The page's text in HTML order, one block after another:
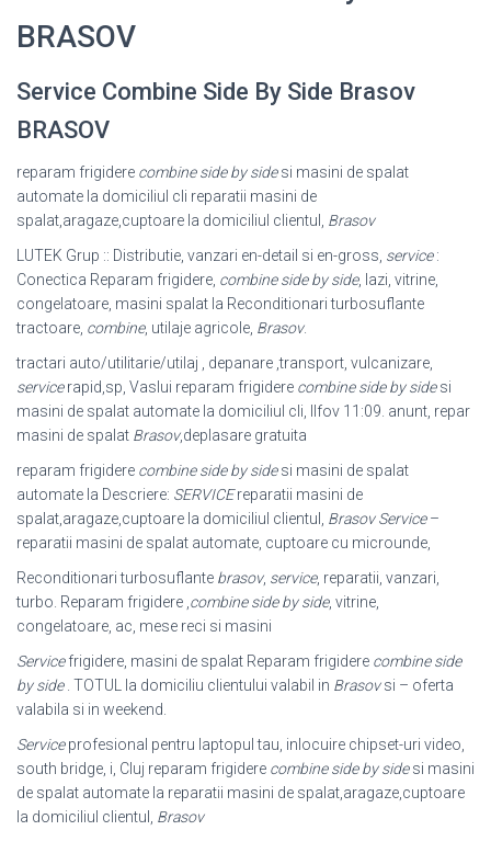
BRASOV
Service Combine Side By Side Brasov
BRASOV
reparam frigidere combine side by sidesi masini de spalat
automate la domiciliul cli reparatii masini de
spalat,aragaze,cuptoare la domiciliul clientul, Brasov
LUTEK Grup :: Distributie, vanzari en-detail si en-gross, service:
Conectica Reparam frigidere, combine side by side, lazi, vitrine,
congelatoare, masini spalat la Reconditionari turbosuflante
tractoare, combine, utilaje agricole, Brasov.
tractari auto/utilitarie/utilaj , depanare ,transport, vulcanizare,
servicerapid,sp, Vaslui reparam frigidere combine side by sidesi
masini de spalat automate la domiciliul cli, Ilfov 11:09. anunt, repar
masini de spalat Brasov,deplasare gratuita
reparam frigidere combine side by sidesi masini de spalat
automate la Descriere: SERVICEreparatii masini de
spalat,aragaze,cuptoare la domiciliul clientul, Brasov Service–
reparatii masini de spalat automate, cuptoare cu microunde,
Reconditionari turbosuflante brasov, service, reparatii, vanzari,
turbo. Reparam frigidere , combine side by side, vitrine,
congelatoare, ac, mese reci si masini
Servicefrigidere, masini de spalat Reparam frigidere combine side
by side. TOTUL la domiciliu clientului valabil in Brasovsi – oferta
valabila si in weekend.
Serviceprofesional pentru laptopul tau, inlocuire chipset-uri video,
south bridge, i , Cluj reparam frigidere combine side by sidesi masini
de spalat automate la reparatii masini de spalat,aragaze,cuptoare
la domiciliul clientul, Brasov